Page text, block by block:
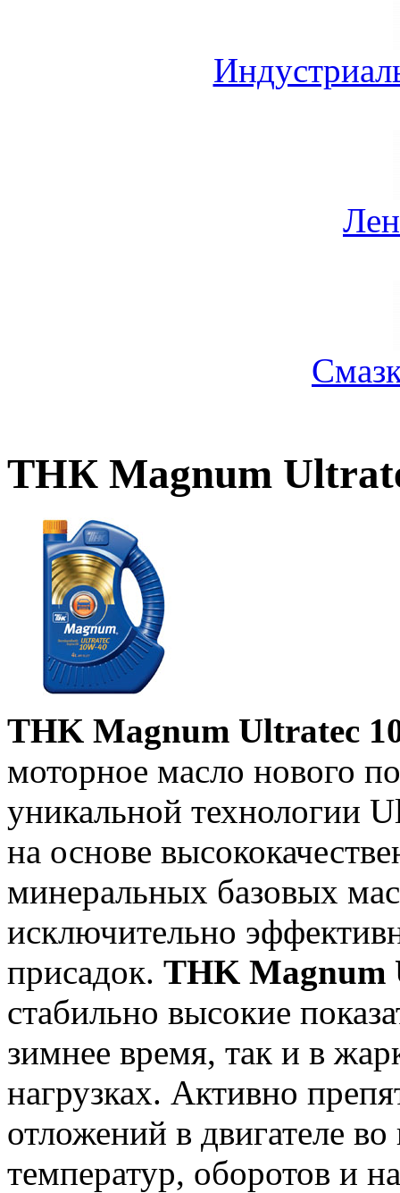
ТНК Magnum
THK Magnum Ultratec
моторное масло нового
уникальной технологии
на основе
минеральных базовых
исключительно
присадок. THK Magnum
стабильно высокие
зимнее время, так и в
нагрузках. Активно
отложений в двигателе
температур, оборотов и